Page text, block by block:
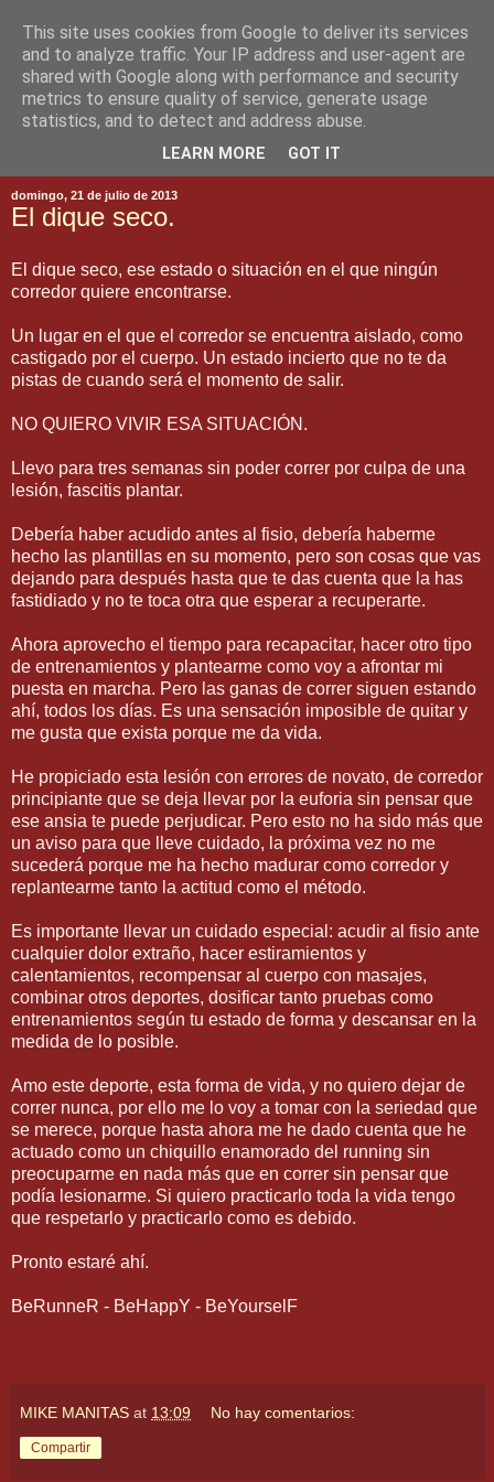
domingo, 21 de julio de 2013
El dique seco.
El dique seco, ese estado o situación en el que ningún
corredor quiere encontrarse.
Un lugar en el que el corredor se encuentra aislado, como
castigado por el cuerpo. Un estado incierto que no te da
pistas de cuando será el momento de salir.
NO QUIERO VIVIR ESA SITUACIÓN.
Llevo para tres semanas sin poder correr por culpa de una
lesión, fascitis plantar.
Debería haber acudido antes al fisio, debería haberme
hecho las plantillas en su momento, pero son cosas que vas
dejando para después hasta que te das cuenta que la has
fastidiado y no te toca otra que esperar a recuperarte.
Ahora aprovecho el tiempo para recapacitar, hacer otro tipo
de entrenamientos y plantearme como voy a afrontar mi
puesta en marcha. Pero las ganas de correr siguen estando
ahí, todos los días. Es una sensación imposible de quitar y
me gusta que exista porque me da vida.
He propiciado esta lesión con errores de novato, de corredor
principiante que se deja llevar por la euforia sin pensar que
ese ansia te puede perjudicar. Pero esto no ha sido más que
un aviso para que lleve cuidado, la próxima vez no me
sucederá porque me ha hecho madurar como corredor y
replantearme tanto la actitud como el método.
Es importante llevar un cuidado especial: acudir al fisio ante
cualquier dolor extraño, hacer estiramientos y
calentamientos, recompensar al cuerpo con masajes,
combinar otros deportes, dosificar tanto pruebas como
entrenamientos según tu estado de forma y descansar en la
medida de lo posible.
Amo este deporte, esta forma de vida, y no quiero dejar de
correr nunca, por ello me lo voy a tomar con la seriedad que
se merece, porque hasta ahora me he dado cuenta que he
actuado como un chiquillo enamorado del running sin
preocuparme en nada más que en correr sin pensar que
podía lesionarme. Si quiero practicarlo toda la vida tengo
que respetarlo y practicarlo como es debido.
Pronto estaré ahí.
BeRunneR - BeHappY - BeYourselF
MIKE MANITAS at 13:09 No hay comentarios:
Compartir
This site uses cookies from Google to deliver its services
and to analyze traffic. Your IP address and user-agent are
shared with Google along with performance and security
metrics to ensure quality of service, generate usage
statistics, and to detect and address abuse.
LEARN MORE GOT IT